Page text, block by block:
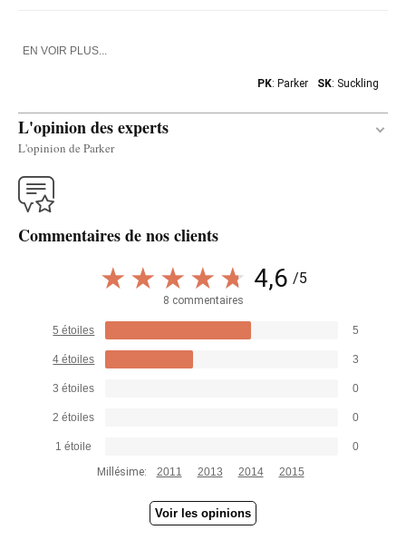
EN VOIR PLUS...
PK: Parker SK: Suckling
L'opinion des experts
L'opinion de Parker
Traduire
2016 Corimbo I shows superbly, more old style
Ribera del Duero, with power and rusticity but also
complex and subtle, floral and spicy. It's medium-
bodied and balanced, with a chalky texture and
velvety mouthfeel. It's still a little tannic, but the
from some more time in bottle. This has to be one
of the finest vintages they have produced in Ribera
del Duero.
— Luis Gutiérrez (31/01/2023)
Commentaires de nos clients
4,6 /5
8 commentaires
5 étoiles 5
4 étoiles 3
3 étoiles 0
2 étoiles 0
1 étoile
0
Millésime:
2011 2013 2014 2015
Voir les opinions